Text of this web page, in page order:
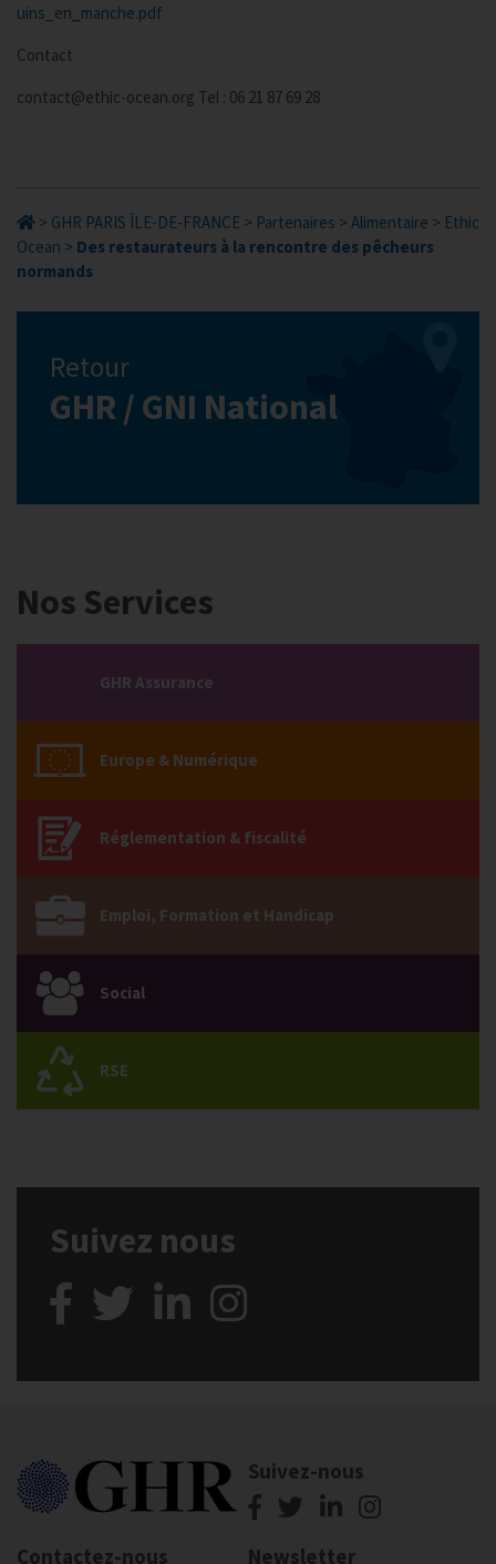
uins_en_manche.pdf
Contact
contact@ethic-ocean.org Tel : 06 21 87 69 28
> GHR PARIS ÎLE-DE-FRANCE > Partenaires > Alimentaire > Ethic
Ocean > Des restaurateurs à la rencontre des pêcheurs
normands
Retour
GHR / GNI National
Nos Services
GHR Assurance
Europe & Numérique
Réglementation & fiscalité
Emploi, Formation et Handicap
Social
RSE
Suivez nous
Suivez-nous
Contactez-nous Newsletter